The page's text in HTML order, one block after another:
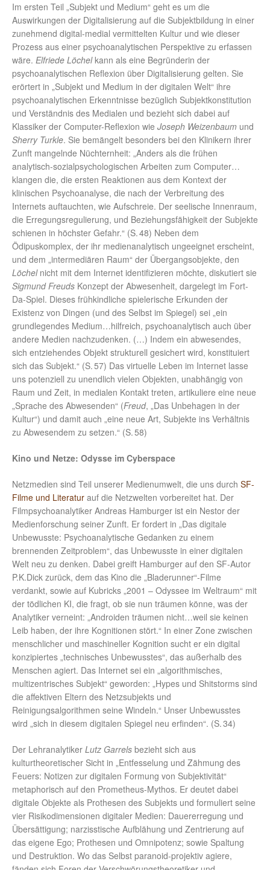
Im ersten Teil „Subjekt und Medium“ geht es um die
Auswirkungen der Digitalisierung auf die Subjektbildung in einer
zunehmend digital-medial vermittelten Kultur und wie dieser
Prozess aus einer psychoanalytischen Perspektive zu erfassen
wäre. Elfriede Löchelkann als eine Begründerin der
psychoanalytischen Reflexion über Digitalisierung gelten. Sie
erörtert in „Subjekt und Medium in der digitalen Welt“ ihre
psychoanalytischen Erkenntnisse bezüglich Subjektkonstitution
und Verständnis des Medialen und bezieht sich dabei auf
Klassiker der Computer-Reflexion wie Joseph Weizenbaum und
Sherry Turkle. Sie bemängelt besonders bei den Klinikern ihrer
Zunft mangelnde Nüchternheit: „Anders als die frühen
analytisch-sozialpsychologischen Arbeiten zum Computer…
klangen die, die ersten Reaktionen aus dem Kontext der
klinischen Psychoanalyse, die nach der Verbreitung des
Internets auftauchten, wie Aufschreie. Der seelische Innenraum,
die Erregungsregulierung, und Beziehungsfähigkeit der Subjekte
schienen in höchster Gefahr.“ (S. 48) Neben dem
Ödipuskomplex, der ihr medienanalytisch ungeeignet erscheint,
und dem „intermediären Raum“ der Übergangsobjekte, den
Löchelnicht mit dem Internet identifizieren möchte, diskutiert sie
Sigmund Freuds Konzept der Abwesenheit, dargelegt im Fort-
Da-Spiel. Dieses frühkindliche spielerische Erkunden der
Existenz von Dingen (und des Selbst im Spiegel) sei „ein
grundlegendes Medium…hilfreich, psychoanalytisch auch über
andere Medien nachzudenken. (…) Indem ein abwesendes,
sich entziehendes Objekt strukturell gesichert wird, konstituiert
sich das Subjekt.“ (S. 57) Das virtuelle Leben im Internet lasse
uns potenziell zu unendlich vielen Objekten, unabhängig von
Raum und Zeit, in medialen Kontakt treten, artikuliere eine neue
„Sprache des Abwesenden“ (Freud, „Das Unbehagen in der
Kultur“) und damit auch „eine neue Art, Subjekte ins Verhältnis
zu Abwesendem zu setzen.“ (S. 58)
Kino und Netze: Odysse im Cyberspace
Netzmedien sind Teil unserer Medienumwelt, die uns durch SF-
Filme und Literatur auf die Netzwelten vorbereitet hat. Der
Filmpsychoanalytiker Andreas Hamburger ist ein Nestor der
Medienforschung seiner Zunft. Er fordert in „Das digitale
Unbewusste: Psychoanalytische Gedanken zu einem
brennenden Zeitproblem“, das Unbewusste in einer digitalen
Welt neu zu denken. Dabei greift Hamburger auf den SF-Autor
P.K.Dick zurück, dem das Kino die „Bladerunner“-Filme
verdankt, sowie auf Kubricks „2001 – Odyssee im Weltraum“ mit
der tödlichen KI, die fragt, ob sie nun träumen könne, was der
Analytiker verneint: „Androiden träumen nicht…weil sie keinen
Leib haben, der ihre Kognitionen stört.“ In einer Zone zwischen
menschlicher und maschineller Kognition sucht er ein digital
konzipiertes „technisches Unbewusstes“, das außerhalb des
Menschen agiert. Das Internet sei ein „algorithmisches,
multizentrisches Subjekt“ geworden: „Hypes und Shitstorms sind
die affektiven Eltern des Netzsubjekts und
Reinigungsalgorithmen seine Windeln.“ Unser Unbewusstes
wird „sich in diesem digitalen Spiegel neu erfinden“. (S. 34)
Der Lehranalytiker Lutz Garrels bezieht sich aus
kulturtheoretischer Sicht in „Entfesselung und Zähmung des
Feuers: Notizen zur digitalen Formung von Subjektivität“
metaphorisch auf den Prometheus-Mythos. Er deutet dabei
digitale Objekte als Prothesen des Subjekts und formuliert seine
vier Risikodimensionen digitaler Medien: Dauererregung und
Übersättigung; narzisstische Aufblähung und Zentrierung auf
das eigene Ego; Prothesen und Omnipotenz; sowie Spaltung
und Destruktion. Wo das Selbst paranoid-projektiv agiere,